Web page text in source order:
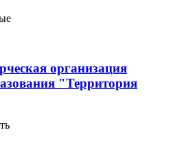
организация
"Территория